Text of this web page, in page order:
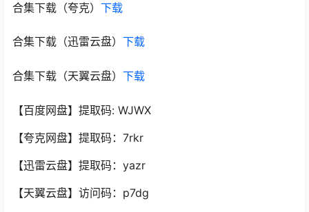
合集下载（夸克） 下载
合集下载（迅雷云盘） 下载
合集下载（天翼云盘） 下载
【百度网盘】提取码: WJWX
【夸克网盘】提取码：7rkr
【迅雷云盘】提取码：yazr
【天翼云盘】访问码：p7dg